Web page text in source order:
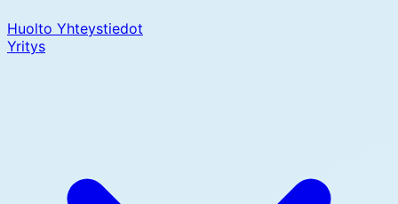
Huolto Yhteystiedot
Yritys